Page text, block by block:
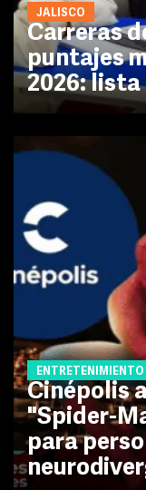
JALISCO
Carreras
puntajes
2026:
ENTRETENIMIENTO
Cinépolis
"Spider-
para